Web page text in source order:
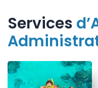
Services